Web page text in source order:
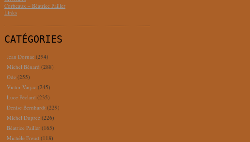
Corbeaux – Béatrice Pailler
Links
CATÉGORIES
Jean Dornac (294)
Michel Bénard (288)
Ode (255)
Victor Varjac (245)
Luce Péclard (235)
Denise Bernhardt (229)
Michel Duprez (226)
Béatrice Pailler (165)
Michèle Freud (118)